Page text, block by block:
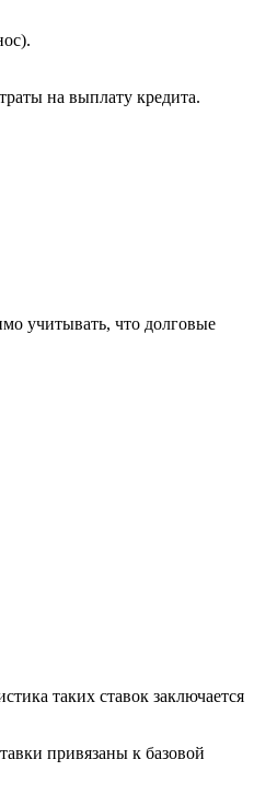
на выплату кредита.
учитывать, что долговые
таких ставок заключается
привязаны к базовой